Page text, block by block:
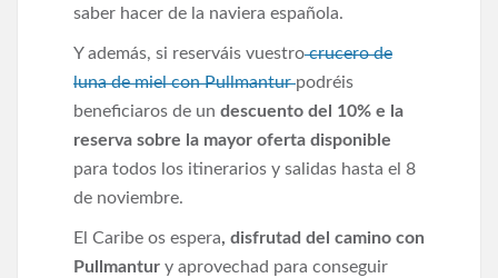
saber hacer de la naviera española.
Y además, si reserváis vuestrocrucero de
luna de miel con Pullmanturpodréis
beneficiaros de un descuento del 10% e la
reserva sobre la mayor oferta disponible
para todos los itinerarios y salidas hasta el 8
de noviembre.
El Caribe os espera, disfrutad del camino con
Pullmantur y aprovechad para conseguir